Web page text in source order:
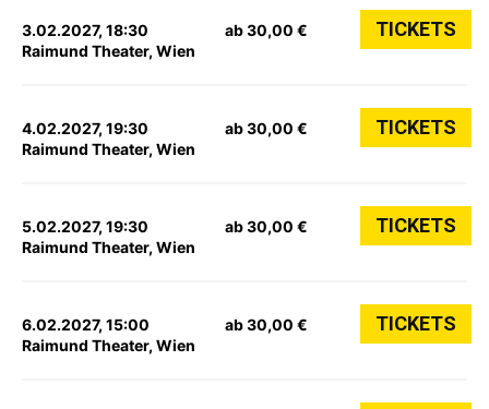
3.02.2027, 18:30
Raimund Theater, Wien
ab 30,00 € TICKETS
4.02.2027, 19:30
Raimund Theater, Wien
ab 30,00 € TICKETS
5.02.2027, 19:30
Raimund Theater, Wien
ab 30,00 € TICKETS
6.02.2027, 15:00
Raimund Theater, Wien
ab 30,00 € TICKETS